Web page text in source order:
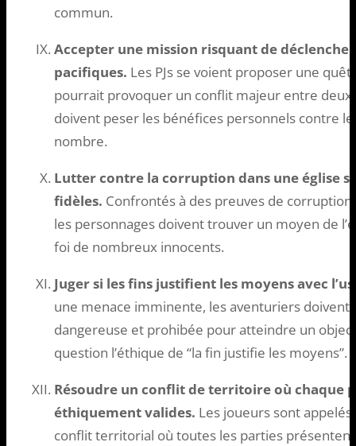
commun.
Accepter une mission risquant de
pacifiques. Les PJs se voient proposer une
pourrait provoquer un conflit majeur entre deux
doivent peser les bénéfices personnels contre
nombre.
Lutter contre la corruption dans une église
fidèles. Confrontés à des preuves de corruption
les personnages doivent trouver un moyen de
foi de nombreux innocents.
Juger si les fins justifient les moyens avec
une menace imminente, les aventuriers doivent
dangereuse et prohibée pour atteindre un
question l’éthique de “la fin justifie les moyens”.
Résoudre un conflit de territoire où chaque
éthiquement valides. Les joueurs sont
conflit territorial où toutes les parties